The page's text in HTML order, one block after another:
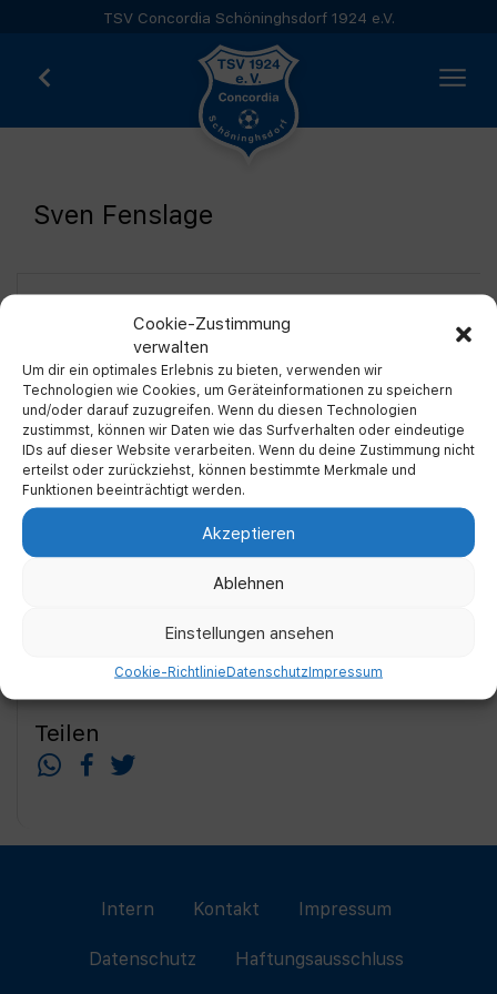
Cookie-Zustimmung
verwalten
Um dir ein optimales Erlebnis zu bieten, verwenden wir
Technologien wie Cookies, um Geräteinformationen zu speichern
und/oder darauf zuzugreifen. Wenn du diesen Technologien
zustimmst, können wir Daten wie das Surfverhalten oder eindeutige
IDs auf dieser Website verarbeiten. Wenn du deine Zustimmung nicht
erteilst oder zurückziehst, können bestimmte Merkmale und
Funktionen beeinträchtigt werden.
Akzeptieren
Ablehnen
Einstellungen ansehen
Cookie-RichtlinieDatenschutzImpressum
TSV Concordia Schöninghsdorf 1924 e.V.
Sven Fenslage
Vereinskollektion
Teilen
Intern Kontakt Impressum
Datenschutz Haftungsausschluss